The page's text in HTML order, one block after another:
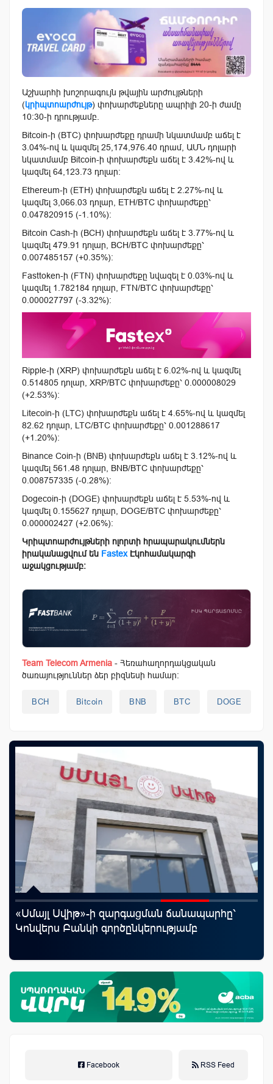
Աշխարհի խոշորագույն թվային արժույթների
(կրիպտոարժույթ) փոխարժեքները ապրիլի 20-ի ժամը
10:30-ի դրությամբ.
Bitcoin-ի (BTC) փոխարժեքը դրամի նկատմամբ աճել է
3.04%-ով և կազմել 25,174,976.40 դրամ, ԱՄՆ դոլարի
նկատմամբ Bitcoin-ի փոխարժեքն աճել է 3.42%-ով և
կազմել 64,123.73 դոլար:
Ethereum-ի (ETH) փոխարժեքն աճել է 2.27%-ով և
կազմել 3,066.03 դոլար, ETH/BTC փոխարժեքը՝
0.047820915 (-1.10%):
Bitcoin Cash-ի (BCH) փոխարժեքն աճել է 3.77%-ով և
կազմել 479.91 դոլար, BCH/BTC փոխարժեքը՝
0.007485157 (+0.35%):
Fasttoken-ի (FTN) փոխարժեքը նվազել է 0.03%-ով և
կազմել 1.782184 դոլար, FTN/BTC փոխարժեքը՝
0.000027797 (-3.32%):
Ripple-ի (XRP) փոխարժեքն աճել է 6.02%-ով և կազմել
0.514805 դոլար, XRP/BTC փոխարժեքը՝ 0.000008029
(+2.53%):
Litecoin-ի (LTC) փոխարժեքն աճել է 4.65%-ով և կազմել
82.62 դոլար, LTC/BTC փոխարժեքը՝ 0.001288617
(+1.20%):
Binance Coin-ի (BNB) փոխարժեքն աճել է 3.12%-ով և
կազմել 561.48 դոլար, BNB/BTC փոխարժեքը՝
0.008757335 (-0.28%):
Dogecoin-ի (DOGE) փոխարժեքն աճել է 5.53%-ով և
կազմել 0.155627 դոլար, DOGE/BTC փոխարժեքը՝
0.000002427 (+2.06%):
Կրիպտոարժույթների ոլորտի հրապարակումներն
իրականացվում են FastexԷկոհամակարգի
աջակցությամբ:
Team Telecom Armenia - Հեռահաղորդակցական
ծառայություններ ձեր բիզնեսի համար:
BCH Bitcoin BNB BTC DOGE
«Սմայլ Սվիթ»-ի զարգացման ճանապարհը՝
Կոնվերս Բանկի գործընկերությամբ
Facebook RSS Feed